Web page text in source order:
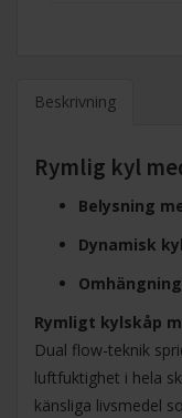
Beskrivning
Rymlig kyl
Belysning
Dynamisk
Rymligt kylskåp
Dual flow-teknik
luftfuktighet i hela
känsliga livsmedel